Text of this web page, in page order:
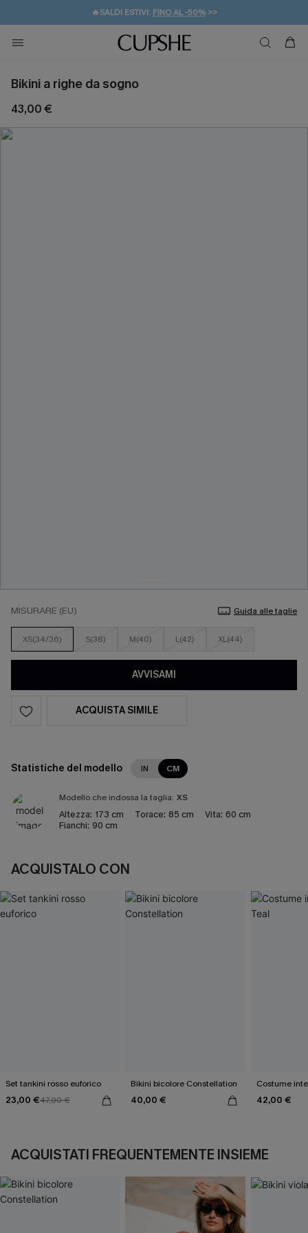
🔥SALDI ESTIVI: FINO AL -50%>>
🚚SPEDIZIONE GRATUITA DA 49€
💌REGALO PER I NUOVI: 20% DI SCONTO*
Bikini a righe da sogno
43,00 €
MISURARE (EU) Guida alle taglie
XS(34/36) S(38) M(40) L(42) XL(44)
AVVISAMI
ACQUISTA SIMILE
Statistiche del modello IN CM
Modello che indossa la taglia: XS
Altezza: 173 cm Torace: 85 cm Vita: 60 cm
Fianchi: 90 cm
ACQUISTALO CON
Set tankini rosso euforico
23,00 €47,00 €
Bikini bicolore Constellation
40,00 €
Costume
42,00 €
ACQUISTATI FREQUENTEMENTE INSIEME